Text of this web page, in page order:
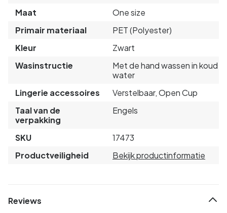
Maat
One size
Primair materiaal
PET (Polyester)
Kleur
Zwart
Wasinstructie
Met de hand wassen in koud
water
Lingerie accessoires
Verstelbaar, Open Cup
Taal van de
verpakking
Engels
SKU
17473
Productveiligheid
Bekijk productinformatie
Reviews